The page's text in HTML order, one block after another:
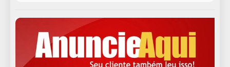
Domingo 16°C 12°C
10 de agosto
Segunda-Feira